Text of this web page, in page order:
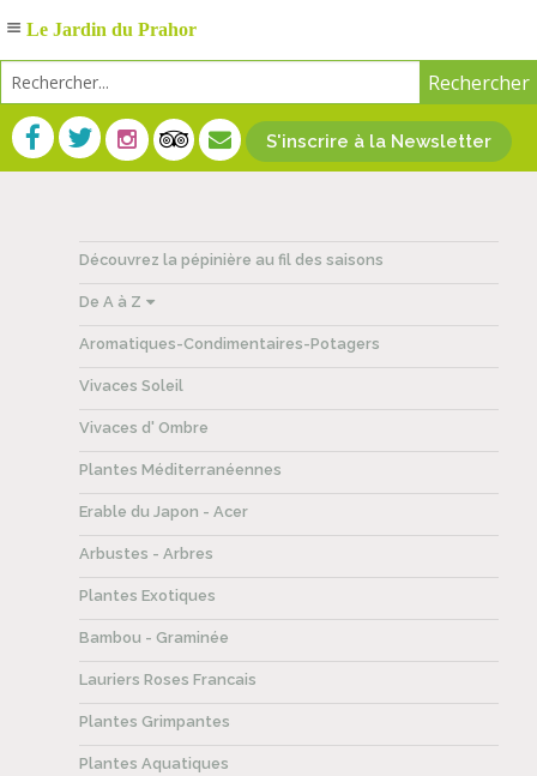
S'inscrire à la Newsletter
Découvrez la pépinière au fil des saisons
De A à Z
Aromatiques-Condimentaires-Potagers
Vivaces Soleil
Vivaces d' Ombre
Plantes Méditerranéennes
Erable du Japon - Acer
Arbustes - Arbres
Plantes Exotiques
Bambou - Graminée
Lauriers Roses Francais
Plantes Grimpantes
Plantes Aquatiques
Le Jardin du Prahor